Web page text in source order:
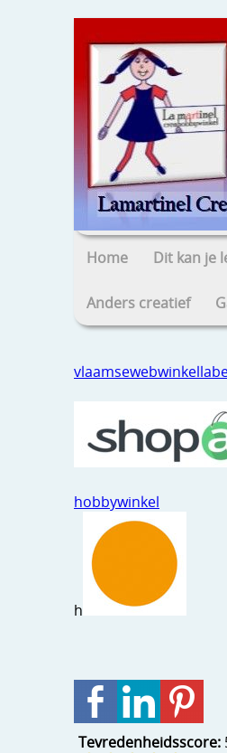
Home Dit kan je
Anders creatief
hobbywinkel
h
Tevredenheidsscore: